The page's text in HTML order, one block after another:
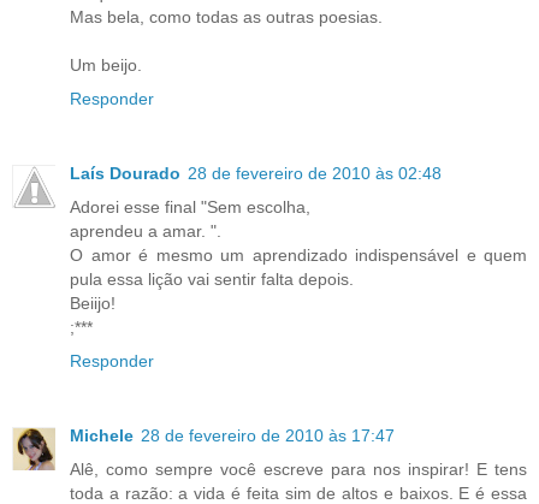
Mas bela, como todas as outras poesias.
Um beijo.
Responder
Laís Dourado 28 de fevereiro de 2010 às 02:48
Adorei esse final "Sem escolha,
aprendeu a amar. ".
O amor é mesmo um aprendizado indispensável e quem
pula essa lição vai sentir falta depois.
Beiijo!
;***
Responder
Michele 28 de fevereiro de 2010 às 17:47
Alê, como sempre você escreve para nos inspirar! E tens
toda a razão: a vida é feita sim de altos e baixos. E é essa